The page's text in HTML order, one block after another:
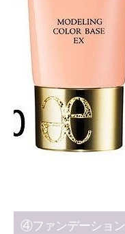
④ファンデーション